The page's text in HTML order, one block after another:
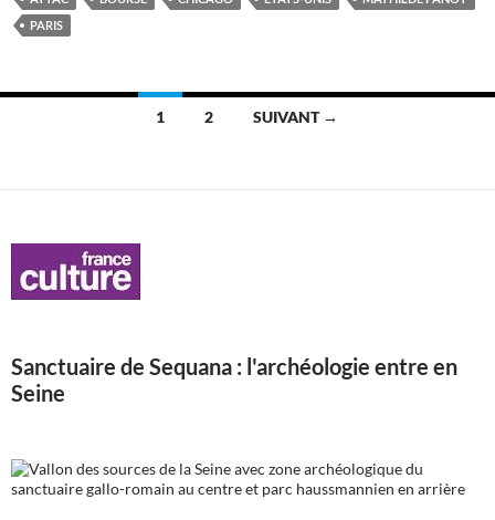
PARIS
articles
1 2 SUIVANT →
Sanctuaire de Sequana : l'archéologie entre en
Seine